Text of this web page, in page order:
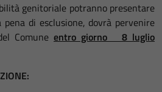
genitoriale potranno presentare
pena di esclusione, dovrà pervenire
Comune entro giorno 8 luglio